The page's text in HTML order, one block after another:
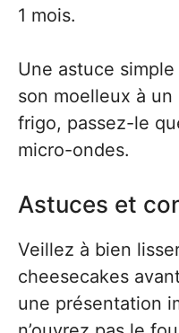
1 mois.
Une astuce
son moelleux à
frigo, passez-le
micro-ondes.
Astuces et
Veillez à bien
cheesecakes
une présentation